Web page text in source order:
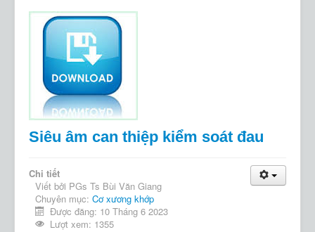
Siêu âm can thiệp kiểm soát đau
Chi tiết
Viết bởi PGs Ts Bùi Văn Giang
Chuyên mục: Cơ xương khớp
Được đăng: 10 Tháng 6 2023
Lượt xem: 1355